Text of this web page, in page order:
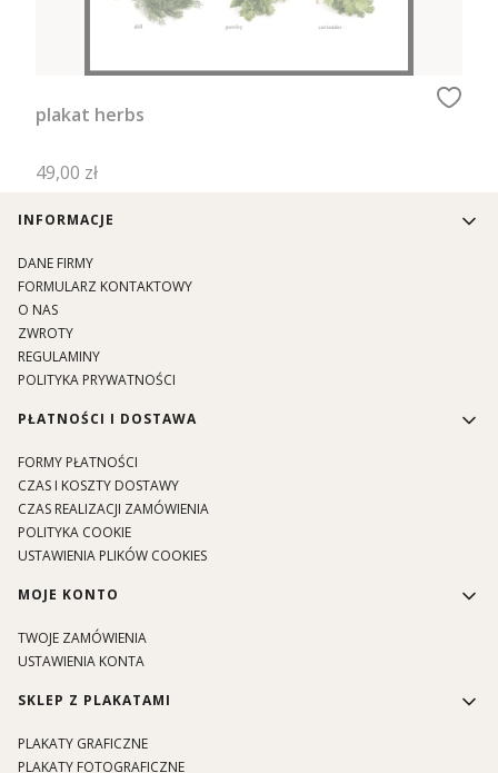
plakat herbs
Cena
49,00 zł
Linki w stopce
INFORMACJE
DANE FIRMY
FORMULARZ KONTAKTOWY
O NAS
ZWROTY
REGULAMINY
POLITYKA PRYWATNOŚCI
PŁATNOŚCI I DOSTAWA
FORMY PŁATNOŚCI
CZAS I KOSZTY DOSTAWY
CZAS REALIZACJI ZAMÓWIENIA
POLITYKA COOKIE
USTAWIENIA PLIKÓW COOKIES
MOJE KONTO
TWOJE ZAMÓWIENIA
USTAWIENIA KONTA
SKLEP Z PLAKATAMI
PLAKATY GRAFICZNE
PLAKATY FOTOGRAFICZNE